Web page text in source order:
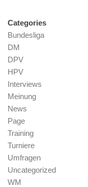
Categories
Bundesliga
DM
DPV
HPV
Interviews
Meinung
News
Page
Training
Turniere
Umfragen
Uncategorized
WM